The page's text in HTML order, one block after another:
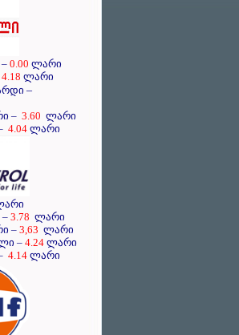
0.00 ლარი
4.18 ლარი
–
– 3.60 ლარი
4.04 ლარი
– 3.78 ლარი
– 3,63 ლარი
– 4.24 ლარი
4.14 ლარი